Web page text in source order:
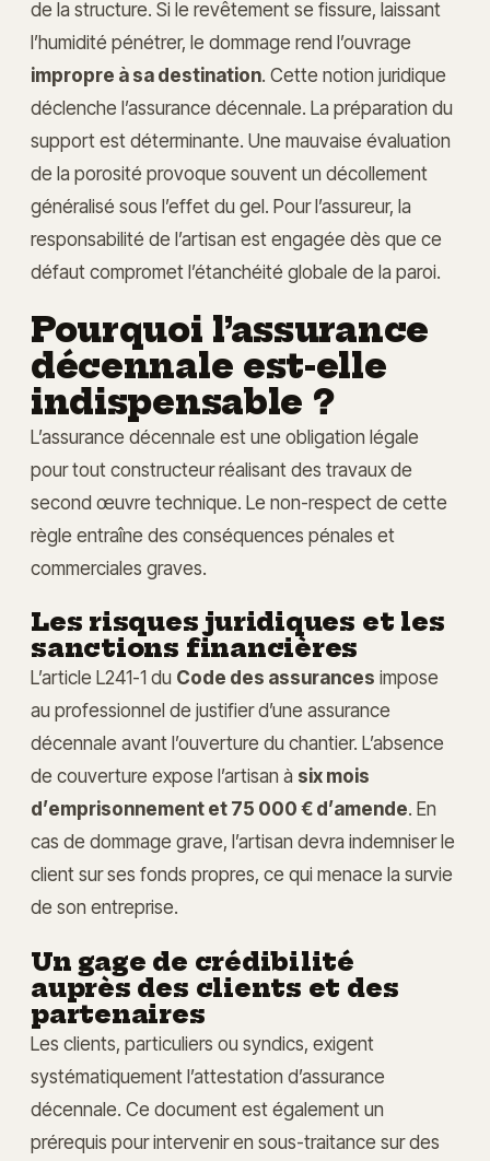
de la structure. Si le revêtement se fissure, laissant
l’humidité pénétrer, le dommage rend l’ouvrage
impropre à sa destination. Cette notion juridique
déclenche l’assurance décennale. La préparation du
support est déterminante. Une mauvaise évaluation
de la porosité provoque souvent un décollement
généralisé sous l’effet du gel. Pour l’assureur, la
responsabilité de l’artisan est engagée dès que ce
défaut compromet l’étanchéité globale de la paroi.
Pourquoi l’assurance
décennale est-elle
indispensable ?
L’assurance décennale est une obligation légale
pour tout constructeur réalisant des travaux de
second œuvre technique. Le non-respect de cette
règle entraîne des conséquences pénales et
commerciales graves.
Les risques juridiques et les
sanctions financières
L’article L241-1 du Code des assurances impose
au professionnel de justifier d’une assurance
décennale avant l’ouverture du chantier. L’absence
de couverture expose l’artisan à six mois
d’emprisonnement et 75 000 € d’amende. En
cas de dommage grave, l’artisan devra indemniser le
client sur ses fonds propres, ce qui menace la survie
de son entreprise.
Un gage de crédibilité
auprès des clients et des
partenaires
Les clients, particuliers ou syndics, exigent
systématiquement l’attestation d’assurance
décennale. Ce document est également un
prérequis pour intervenir en sous-traitance sur des